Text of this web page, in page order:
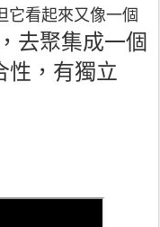
它看起來又像一個
， 去聚集成一個
性 ，有獨立